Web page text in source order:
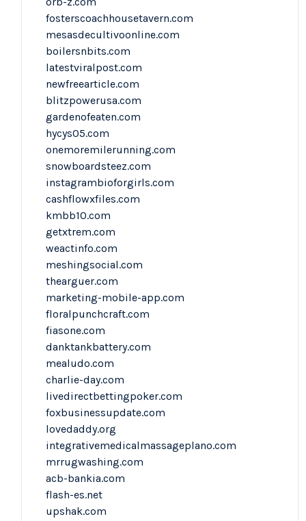
fosterscoachhousetavern.com
mesasdecultivoonline.com
boilersnbits.com
latestviralpost.com
newfreearticle.com
blitzpowerusa.com
gardenofeaten.com
hycys05.com
onemoremilerunning.com
snowboardsteez.com
instagrambioforgirls.com
cashflowxfiles.com
kmbb10.com
getxtrem.com
weactinfo.com
meshingsocial.com
thearguer.com
marketing-mobile-app.com
floralpunchcraft.com
fiasone.com
danktankbattery.com
mealudo.com
charlie-day.com
livedirectbettingpoker.com
foxbusinessupdate.com
lovedaddy.org
integrativemedicalmassageplano.com
mrrugwashing.com
acb-bankia.com
flash-es.net
upshak.com